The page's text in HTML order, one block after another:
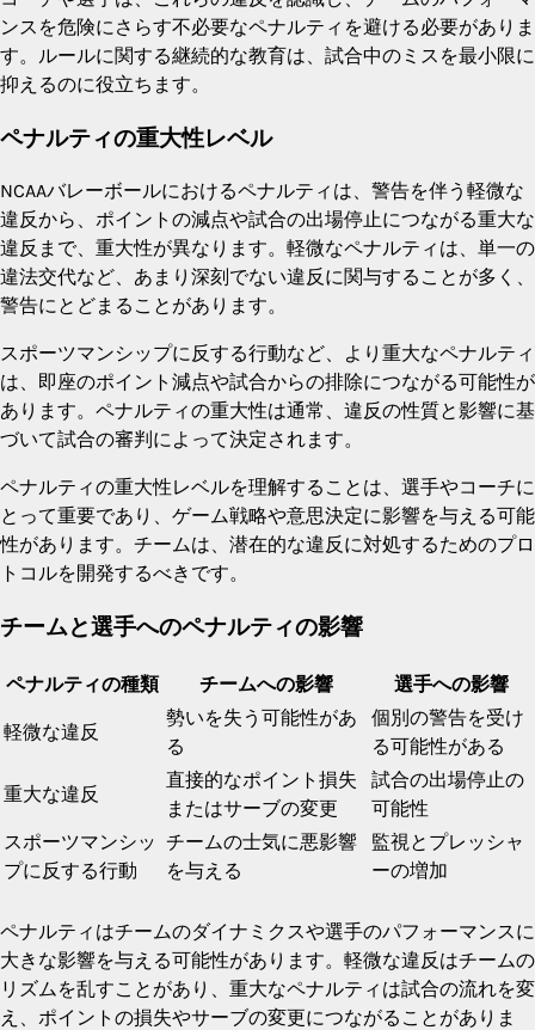
ンスを危険にさらす不必要なペナルティを避ける必要がありま
す。ルールに関する継続的な教育は、試合中のミスを最小限に
抑えるのに役立ちます。
ペナルティの重大性レベル
NCAAバレーボールにおけるペナルティは、警告を伴う軽微な
違反から、ポイントの減点や試合の出場停止につながる重大な
違反まで、重大性が異なります。軽微なペナルティは、単一の
違法交代など、あまり深刻でない違反に関与することが多く、
警告にとどまることがあります。
スポーツマンシップに反する行動など、より重大なペナルティ
は、即座のポイント減点や試合からの排除につながる可能性が
あります。ペナルティの重大性は通常、違反の性質と影響に基
づいて試合の審判によって決定されます。
ペナルティの重大性レベルを理解することは、選手やコーチに
とって重要であり、ゲーム戦略や意思決定に影響を与える可能
性があります。チームは、潜在的な違反に対処するためのプロ
トコルを開発するべきです。
チームと選手へのペナルティの影響
ペナルティの種類 チームへの影響 選手への影響
軽微な違反
勢いを失う可能性があ
る
個別の警告を受け
る可能性がある
重大な違反
直接的なポイント損失
またはサーブの変更
試合の出場停止の
可能性
スポーツマンシッ
プに反する行動
チームの士気に悪影響
を与える
監視とプレッシャ
ーの増加
ペナルティはチームのダイナミクスや選手のパフォーマンスに
大きな影響を与える可能性があります。軽微な違反はチームの
リズムを乱すことがあり、重大なペナルティは試合の流れを変
え、ポイントの損失やサーブの変更につながることがありま